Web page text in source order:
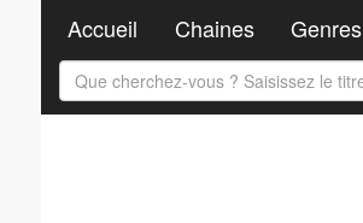
Accueil Chaines Genres